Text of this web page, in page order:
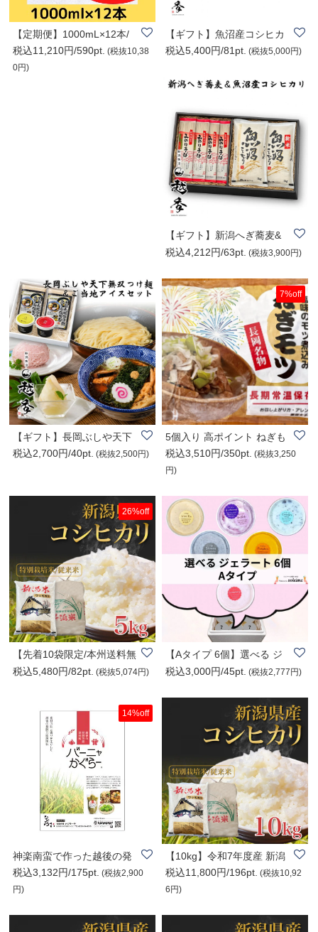
【定期便】1000mL×12本/
美容と健康に「人..
税込11,210円/590pt. (税抜10,38
0円)
【ギフト】魚沼産コシヒカ
リギフトFA405/..
税込5,400円/81pt. (税抜5,000円)
【ギフト】新潟へぎ蕎麦&
魚沼産コシヒカ..
税込4,212円/63pt. (税抜3,900円)
【ギフト】長岡ぶしや天下
無双つけ麺＆ご..
税込2,700円/40pt. (税抜2,500円)
7%off
5個入り 高ポイント ねぎも
つ（もつ煮） ..
税込3,510円/350pt. (税抜3,250
円)
26%off
【先着10袋限定/本州送料無
料】5kg 新潟..
税込5,480円/82pt. (税抜5,074円)
【Aタイプ 6個】選べる ジ
ェラート
税込3,000円/45pt. (税抜2,777円)
14%off
神楽南蛮で作った越後の発
酵万能調味料”..
税込3,132円/175pt. (税抜2,900
円)
【10kg】令和7年度産 新潟
県産新米コシヒ..
税込11,800円/196pt. (税抜10,92
6円)